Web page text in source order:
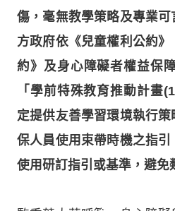
傷，毫無教學策略及專業
方政府依《兒童權利公約
約》及身心障礙者權益保
「學前特殊教育推動計畫
定提供友善學習環境執行
保人員使用束帶時機之指
使用研訂指引或基準，避免